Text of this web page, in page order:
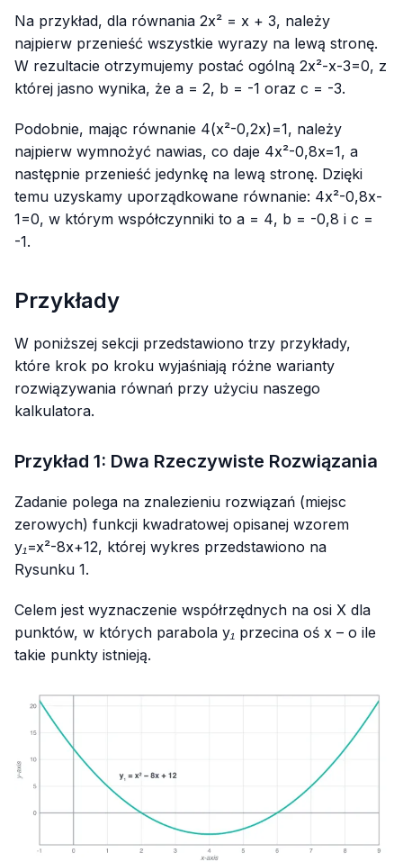
Na przykład, dla równania 2x² = x + 3, należy
najpierw przenieść wszystkie wyrazy na lewą stronę.
W rezultacie otrzymujemy postać ogólną 2x²-x-3=0, z
której jasno wynika, że a = 2, b = -1 oraz c = -3.
Podobnie, mając równanie 4(x²-0,2x)=1, należy
najpierw wymnożyć nawias, co daje 4x²-0,8x=1, a
następnie przenieść jedynkę na lewą stronę. Dzięki
temu uzyskamy uporządkowane równanie: 4x²-0,8x-
1=0, w którym współczynniki to a = 4, b = -0,8 i c =
-1.
Przykłady
W poniższej sekcji przedstawiono trzy przykłady,
które krok po kroku wyjaśniają różne warianty
rozwiązywania równań przy użyciu naszego
kalkulatora.
Przykład 1: Dwa Rzeczywiste Rozwiązania
Zadanie polega na znalezieniu rozwiązań (miejsc
zerowych) funkcji kwadratowej opisanej wzorem
y₁=x²-8x+12, której wykres przedstawiono na
Rysunku 1.
Celem jest wyznaczenie współrzędnych na osi X dla
punktów, w których parabola y₁ przecina oś x – o ile
takie punkty istnieją.